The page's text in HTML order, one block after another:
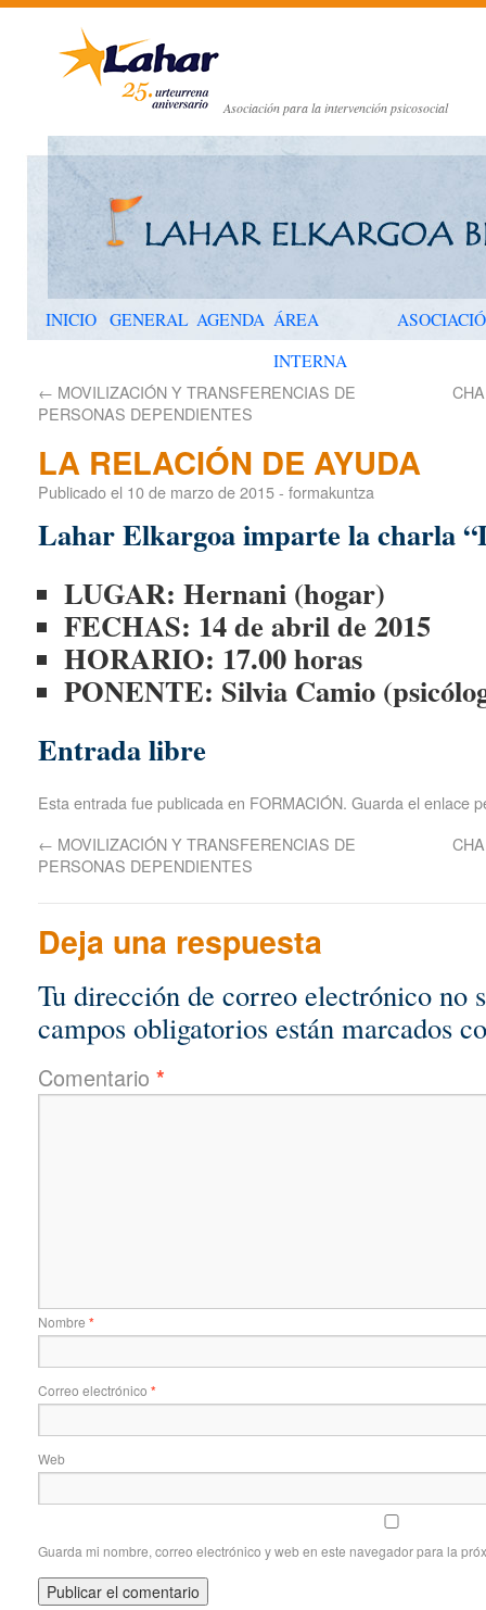
Asociación para la intervención psicosocial
INICIO GENERAL AGENDA ÁREA
INTERNA
← MOVILIZACIÓN Y TRANSFERENCIAS DE
PERSONAS DEPENDIENTES
LA RELACIÓN DE AYUDA
Publicado el 10 de marzo de 2015- formakuntza
Lahar Elkargoa imparte la charla
LUGAR: Hernani (hogar)
FECHAS: 14 de abril de 2015
HORARIO: 17.00 horas
PONENTE: Silvia Camio
Entrada libre
Esta entrada fue publicada en FORMACIÓN. Guarda el enlace
← MOVILIZACIÓN Y TRANSFERENCIAS DE
PERSONAS DEPENDIENTES
Deja una respuesta
Tu dirección de correo electrónico no
campos obligatorios están marcados
Comentario *
Nombre *
Correo electrónico *
Web
Guarda mi nombre, correo electrónico y web en este navegador para la